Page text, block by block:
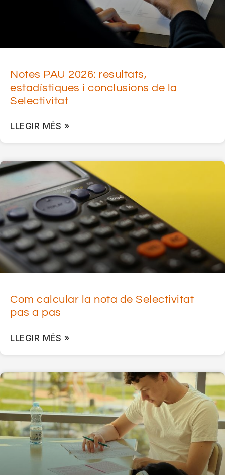
Notes PAU 2026: resultats,
estadístiques i conclusions de la
Selectivitat
LLEGIR MÉS »
Com calcular la nota de Selectivitat
pas a pas
LLEGIR MÉS »